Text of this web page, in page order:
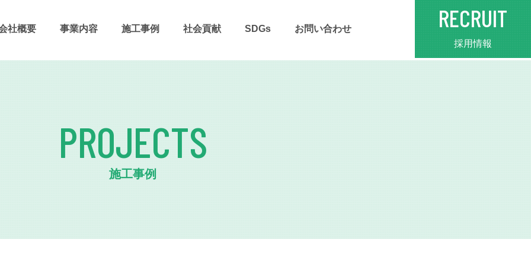
社概要 事業内容 施⼯事例 社会貢献 SDGs お問い合わせ RECRUIT
採用情報
PROJECTS
施工事例